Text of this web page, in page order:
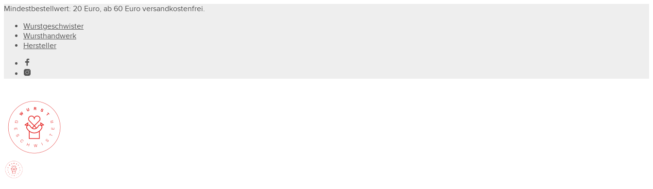
Mindestbestellwert: 20 Euro, ab 60 Euro versandkostenfrei.
Wurstgeschwister
Wursthandwerk
Hersteller